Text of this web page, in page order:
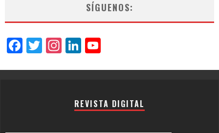
SÍGUENOS:
Facebook
Twitter
Instagram
LinkedIn
REVISTA DIGITAL